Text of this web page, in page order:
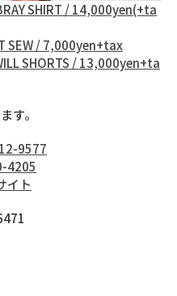
SHIRT / 14,000yen(+ta
SEW / 7,000yen+tax
SHORTS / 13,000yen+ta
す。
9577
4205
イト